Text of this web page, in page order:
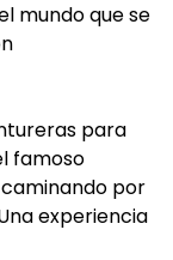
mundo que se
para
famoso
por
experiencia